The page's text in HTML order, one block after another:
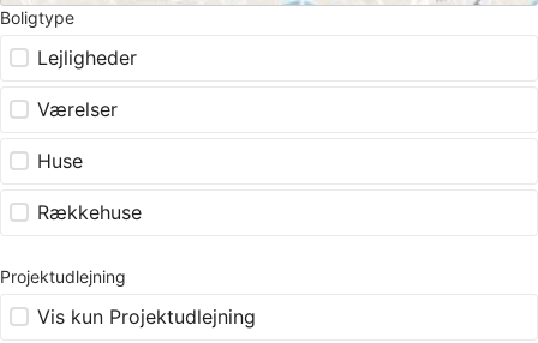
Boligtype
Lejligheder
Værelser
Huse
Rækkehuse
Projektudlejning
Vis kun Projektudlejning